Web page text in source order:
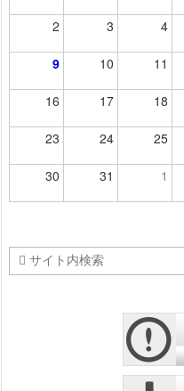
2 3 4
9 10 11
16 17 18
23 24 25
30 31 1